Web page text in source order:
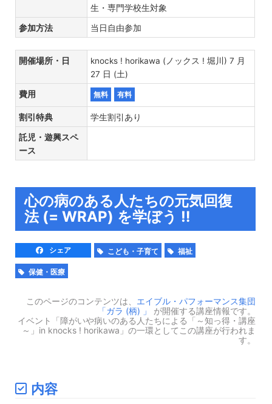
生・専門学校生対象
参加方法 当日自由参加
開催場所・日
knocks ! horikawa (ノックス ! 堀川) 7 月
27 日 (土)
費用 無料 有料
割引特典 学生割引あり
託児・遊興スペ
ース
心の病のある人たちの元気回復
法 (= WRAP) を学ぼう ‼
シェア こども・子育て 福祉
保健・医療
このページのコンテンツは、 エイブル・パフォーマンス集団
「ガラ (柄) 」
が開催する講座情報です。
イベント「障がいや病いのある人たちによる「～知っ得・講座
～」in knocks ! horikawa」の一環としてこの講座が行われま
す。
内容